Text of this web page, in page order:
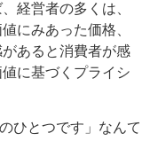
営者の多くは、
にみあった価格、
あると消費者が感
に基づくプライシ
ひとつです」なんて